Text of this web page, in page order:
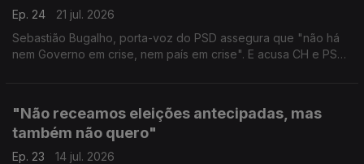
Ep. 24
21 jul. 2026
Sebastião Bugalho, porta-voz do PSD assegura que "não há
nem Governo em crise, nem país em crise". E acusa CH e PS
"Não receamos eleições antecipadas, mas
também não quero"
Ep. 23
14 jul. 2026